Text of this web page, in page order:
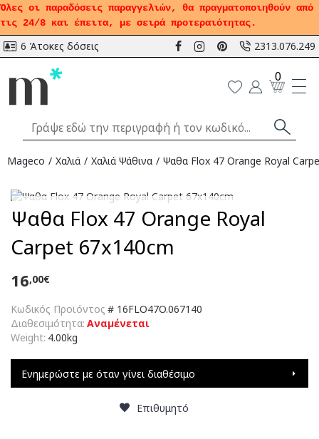
Όλες οι παραδόσεις παραγγελιών, θα πραγματοποιηθούν από
τις 24/8 και έπειτα, με σειρά προτεραιότητας.
6 Άτοκες δόσεις 2313.076.249
0
Mageco Χαλιά Χαλιά Ψάθινα Ψαθα Flox 47 Orange Royal
Αναμένεται
Ψαθα Flox 47 Orange Royal
Carpet 67x140cm
Κωδικός Προϊόντος # 16FLO47O.067140
Διαθεσιμότητα: Αναμένεται
Weight: 4.00kg
16,00€
Ενημερώστε με όταν γίνει διαθέσιμο
Επιθυμητό